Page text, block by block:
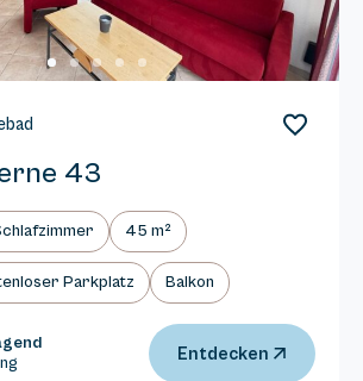
43
45 m²
Parkplatz Balkon
Entdecken